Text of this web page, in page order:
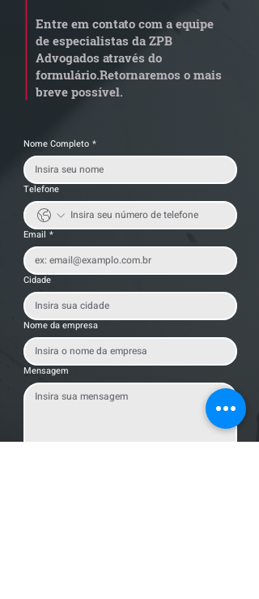
por penosidade e acende
alerta para
transportadoras
Entre em contato com a equipe
de especialistas da ZPB
Advogados através do
formulário.Retornaremos o mais
breve possível.
Nome Completo *
Telefone
Email *
Cidade
Nome da empresa
Mensagem